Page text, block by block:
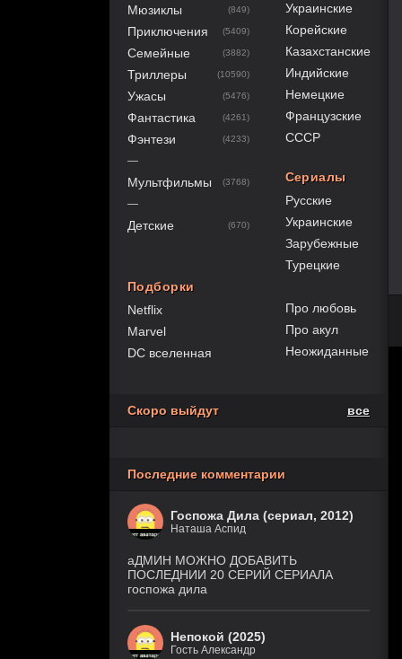
Мюзиклы (849)
Приключения (5409)
Семейные (3882)
Триллеры (10590)
Ужасы (5476)
Фантастика (4261)
Фэнтези (4233)
—
Мультфильмы (3768)
—
Детские (670)
Подборки
Netflix
Marvel
DC вселенная
Украинские
Корейские
Казахстанские
Индийские
Немецкие
Французские
СССР
Сериалы
Русские
Украинские
Зарубежные
Турецкие
Про любовь
Про акул
Неожиданные
Скоро выйдут все
Последние комментарии
Госпожа Дила (сериал, 2012)
Наташа Аспид
аДМИН МОЖНО ДОБАВИТЬ
ПОСЛЕДНИИ 20 СЕРИЙ СЕРИАЛА
госпожа дила
Непокой (2025)
Гость Александр